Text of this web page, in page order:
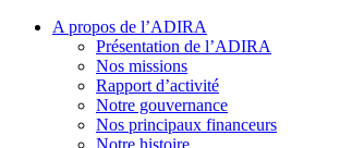
A propos de l’ADIRA
Présentation de l’ADIRA
Nos missions
Rapport d’activité
Notre gouvernance
Nos principaux financeurs
Notre histoire